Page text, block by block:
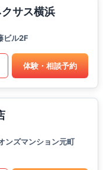
サス横浜
ビル2F
体験・相談予約
ンズマンション元町